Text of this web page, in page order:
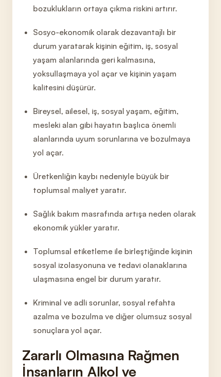
bozuklukların ortaya çıkma riskini artırır.
Sosyo-ekonomik olarak dezavantajlı bir
durum yaratarak kişinin eğitim, iş, sosyal
yaşam alanlarında geri kalmasına,
yoksullaşmaya yol açar ve kişinin yaşam
kalitesini düşürür.
Bireysel, ailesel, iş, sosyal yaşam, eğitim,
mesleki alan gibi hayatın başlıca önemli
alanlarında uyum sorunlarına ve bozulmaya
yol açar.
Üretkenliğin kaybı nedeniyle büyük bir
toplumsal maliyet yaratır.
Sağlık bakım masrafında artışa neden olarak
ekonomik yükler yaratır.
Toplumsal etiketleme ile birleştiğinde kişinin
sosyal izolasyonuna ve tedavi olanaklarına
ulaşmasına engel bir durum yaratır.
Kriminal ve adli sorunlar, sosyal refahta
azalma ve bozulma ve diğer olumsuz sosyal
sonuçlara yol açar.
Zararlı Olmasına Rağmen
İnsanların Alkol ve